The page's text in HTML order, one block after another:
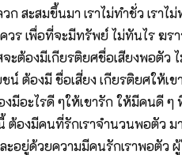
สะสมขึ้นมา เราไม่ทำชั่ว เราไม่
ร เพื่อที่จะมีทรัพย์ ไม่ทันไร ฆร
ะต้องมีเกียรติยศชื่อเสียงพอตัว
น์ ต้องมี ชื่อเสี่ยง เกียรติยศให้เ
มีอะไรดี ๆให้เขารัก ให้มีคนดี ๆ
ต้องมีคนที่รักเราจำนวนพอตัว
อยู่ด้วยความมีคนรักเราพอตัว